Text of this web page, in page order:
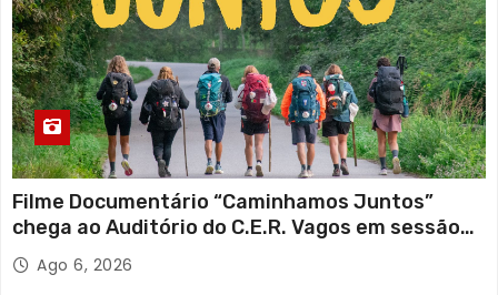
Filme Documentário “Caminhamos Juntos”
chega ao Auditório do C.E.R. Vagos em sessão
solidária
Ago 6, 2026